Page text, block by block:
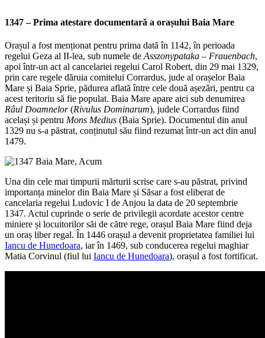
1347 – Prima atestare documentară a orașului Baia Mare
Orașul a fost menționat pentru prima dată în 1142, în perioada
regelui Geza al II-lea, sub numele de Asszonypataka – Frauenbach,
apoi într-un act al cancelariei regelui Carol Robert, din 29 mai 1329,
prin care regele dăruia comitelui Corrardus, jude al orașelor Baia
Mare și Baia Sprie, pădurea aflată între cele două așezări, pentru ca
acest teritoriu să fie populat. Baia Mare apare aici sub denumirea
Râul Doamnelor(Rivulus Dominarum), judele Corrardus fiind
același și pentru Mons Medius (Baia Sprie). Documentul din anul
1329 nu s-a păstrat, conținutul său fiind rezumat într-un act din anul
1479.
Una din cele mai timpurii mărturii scrise care s-au păstrat, privind
importanța minelor din Baia Mare și Săsar a fost eliberat de
cancelaria regelui Ludovic I de Anjou la data de 20 septembrie
1347. Actul cuprinde o serie de privilegii acordate acestor centre
miniere și locuitorilor săi de către rege, orașul Baia Mare fiind deja
un oraș liber regal. În 1446 orașul a devenit proprietatea familiei lui
Iancu de Hunedoara, iar în 1469, sub conducerea regelui maghiar
Matia Corvinul (fiul lui Iancu de Hunedoara), orașul a fost fortificat.